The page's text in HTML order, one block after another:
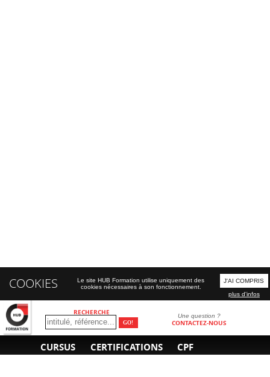
RECHERCHE Une question ?
CONTACTEZ-NOUS
CURSUS CERTIFICATIONS CPF
COOKIES
Le site HUB Formation utilise uniquement des
cookies nécessaires à son fonctionnement.
J'AI COMPRIS
plus d'infos